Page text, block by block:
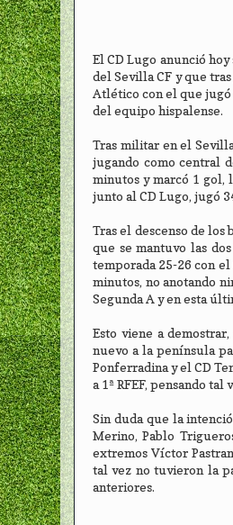
El CD Lugo anunció
del Sevilla CF y que
Atlético con el que jugó
del equipo hispalense.
Tras militar en el
jugando como central
minutos y marcó 1 gol,
junto al CD Lugo, jugó
Tras el descenso de
que se mantuvo las
temporada 25-26 con
minutos, no anotando
Segunda A y en esta
Esto viene a
nuevo a la península
Ponferradina y el CD
a 1ª RFEF, pensando
Sin duda que la
Merino, Pablo
extremos Víctor
tal vez no tuvieron la
anteriores.